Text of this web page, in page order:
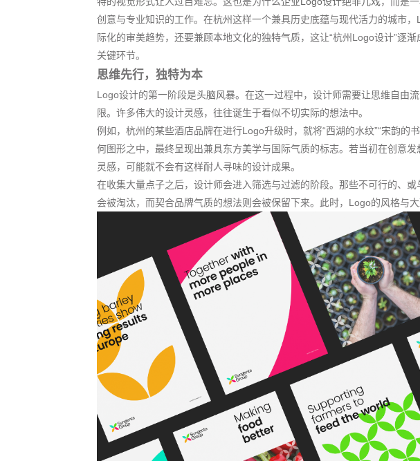
创意与专业知识的工作。在杭州这样一个兼具历史底蕴与现代活力的城市，
际化的审美趋势，还要兼顾本地文化的独特气质，这让“杭州Logo设计”逐
关键环节。
思维先行，独特为本
Logo设计的第一阶段是头脑风暴。在这一过程中，设计师需要让思维自由
限。许多伟大的设计灵感，往往诞生于看似不切实际的想法中。
例如，杭州的某些酒店品牌在进行Logo升级时，就将“西湖的水纹”“宋韵的
何图形之中，最终呈现出兼具东方美学与国际气质的标志。若当初在创意
灵感，可能就不会有这样耐人寻味的设计成果。
在收集大量点子之后，设计师会进入筛选与过滤的阶段。那些不可行的、或
会被淘汰，而契合品牌气质的想法则会被保留下来。此时，Logo的风格与大